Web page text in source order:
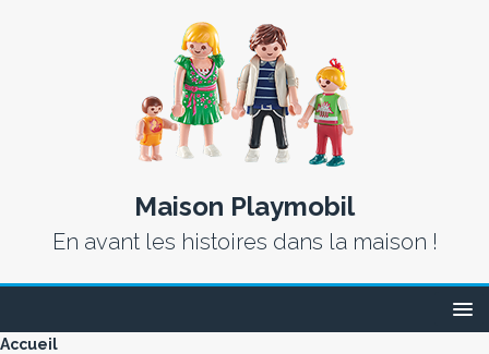
Maison Playmobil
En avant les histoires dans la maison !
Accueil